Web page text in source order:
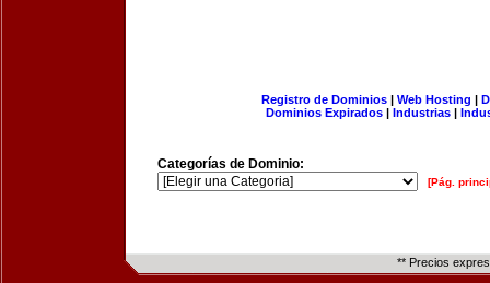
Registro de Dominios| Web Hosting |
Dominios Expirados | Industrias |
Categorías de Dominio:
[Pág.
** Precios